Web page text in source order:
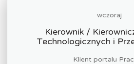
wczoraj
Kierownik /
Technologicznych i
Klient portalu